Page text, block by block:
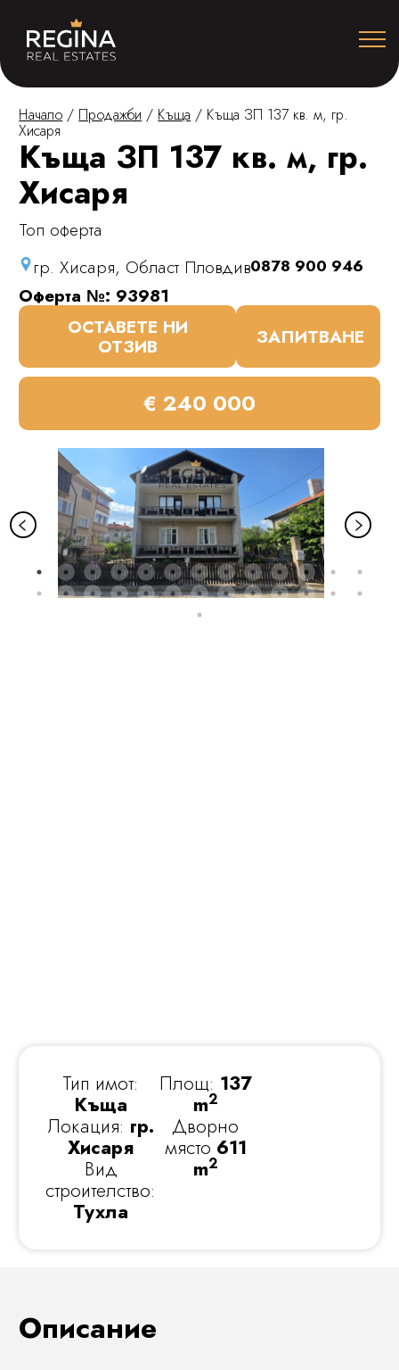
Начало / Продажби / Къща / Къща ЗП 137 кв. м, гр.
Хисаря
Къща ЗП 137 кв. м, гр.
Хисаря
Топ оферта
гр. Хисаря, Област Пловдив0878 900 946
Оферта №: 93981
ОСТАВЕТЕ НИ
ОТЗИВ ЗАПИТВАНЕ
€ 240 000
Тип имот:
Къща
Локация: гр.
Хисаря
Вид
строителство:
Тухла
Площ: 137
m2
Дворно
място 611
m2
Описание